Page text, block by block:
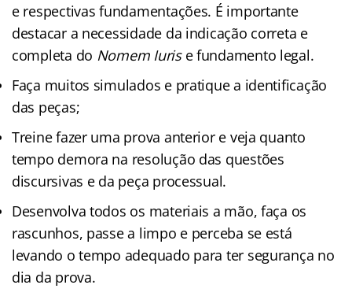
e respectivas fundamentações. É importante
destacar a necessidade da indicação correta e
completa do Nomem Iurise fundamento legal.
Faça muitos simulados e pratique a identificação
das peças;
Treine fazer uma prova anterior e veja quanto
tempo demora na resolução das questões
discursivas e da peça processual.
Desenvolva todos os materiais a mão, faça os
rascunhos, passe a limpo e perceba se está
levando o tempo adequado para ter segurança no
dia da prova.